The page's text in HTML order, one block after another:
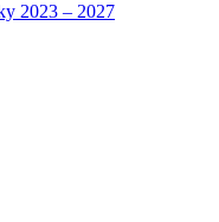
2023 – 2027